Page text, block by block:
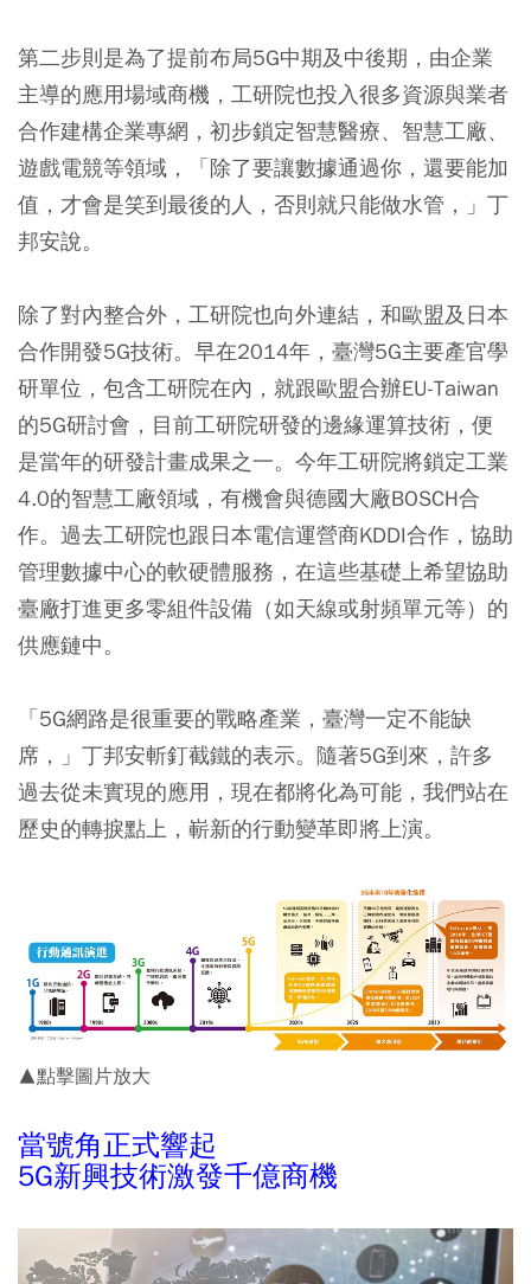
第二步則是為了提前布局5G中期及中後期，由企業
主導的應用場域商機，工研院也投入很多資源與業者
合作建構企業專網，初步鎖定智慧醫療、智慧工廠、
遊戲電競等領域，「除了要讓數據通過你，還要能加
值，才會是笑到最後的人，否則就只能做水管，」丁
邦安說。
除了對內整合外，工研院也向外連結，和歐盟及日本
合作開發5G技術。早在2014年，臺灣5G主要產官學
研單位，包含工研院在內，就跟歐盟合辦EU-Taiwan
的5G研討會，目前工研院研發的邊緣運算技術，便
是當年的研發計畫成果之一。今年工研院將鎖定工業
4.0的智慧工廠領域，有機會與德國大廠BOSCH合
作。過去工研院也跟日本電信運營商KDDI合作，協助
管理數據中心的軟硬體服務，在這些基礎上希望協助
臺廠打進更多零組件設備（如天線或射頻單元等）的
供應鏈中。
「5G網路是很重要的戰略產業，臺灣一定不能缺
席，」丁邦安斬釘截鐵的表示。隨著5G到來，許多
過去從未實現的應用，現在都將化為可能，我們站在
歷史的轉捩點上，嶄新的行動變革即將上演。
▲點擊圖片放大
當號角正式響起
5G新興技術激發千億商機